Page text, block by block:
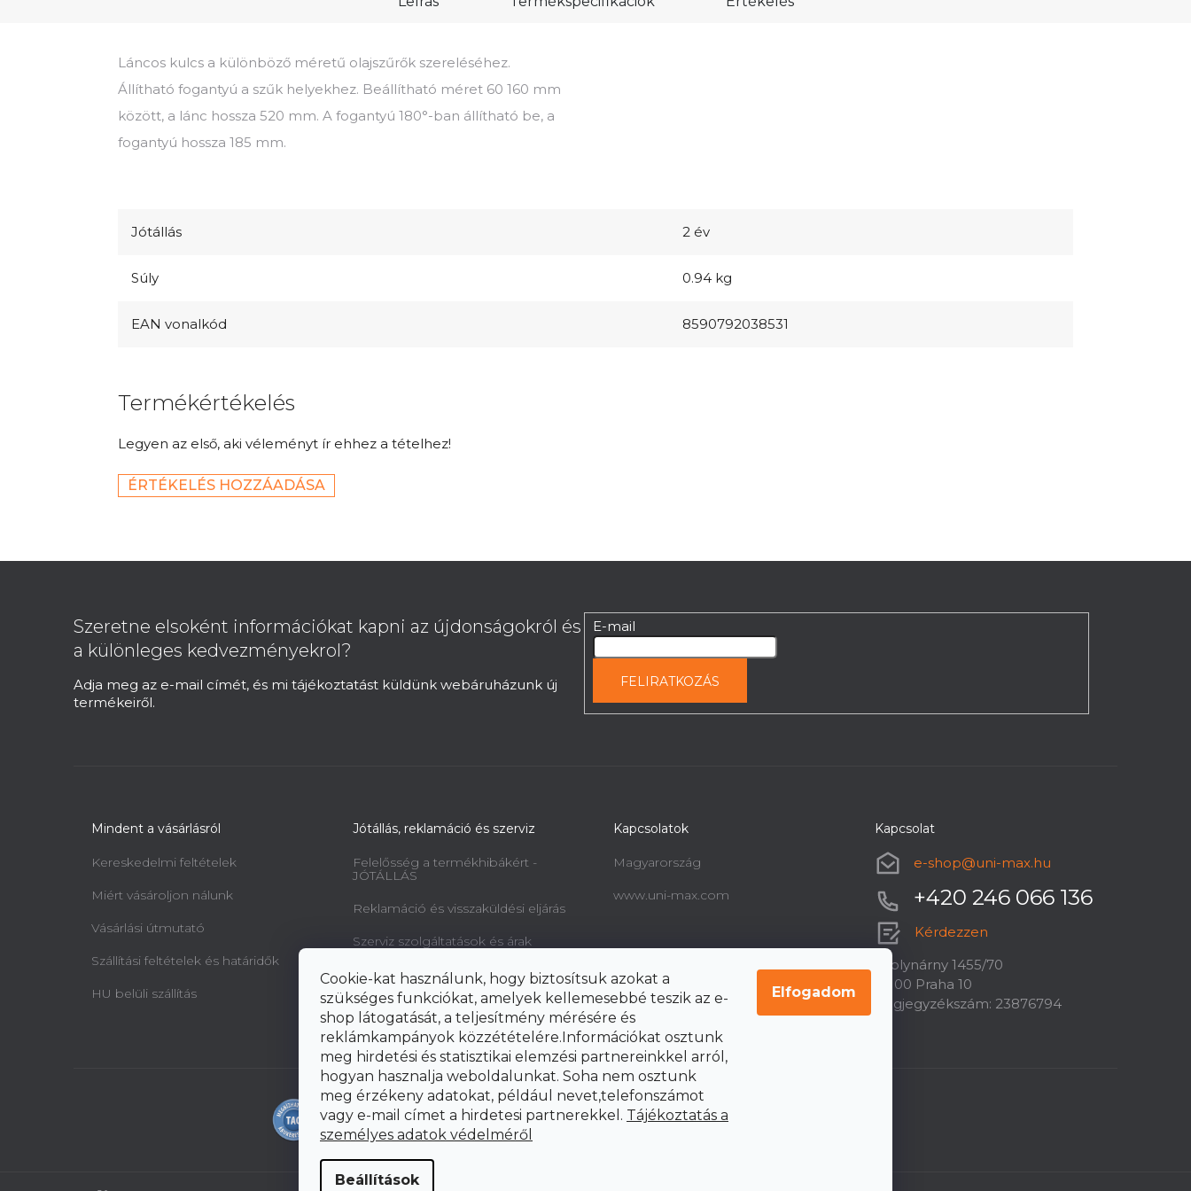
Cookie-kat használunk, hogy biztosítsuk azokat a
szükséges funkciókat, amelyek kellemesebbé teszik az e-
shop látogatását, a teljesítmény mérésére és
reklámkampányok közzétételére.Információkat osztunk
meg hirdetési és statisztikai elemzési partnereinkkel arról,
hogyan hasznalja weboldalunkat. Soha nem osztunk
meg érzékeny adatokat, például nevet,telefonszámot
vagy e-mail címet a hirdetesi partnerekkel. Tájékoztatás a
személyes adatok védelméről
Beállítások
Elfogadom
Láncos kulcs a különböző méretű olajszűrők szereléséhez.
Állítható fogantyú a szűk helyekhez. Beállítható méret 60 160 mm
között, a lánc hossza 520 mm. A fogantyú 180°-ban állítható be, a
fogantyú hossza 185 mm.
Jótállás 2 év
Súly 0.94 kg
EAN vonalkód 8590792038531
Termékértékelés
Legyen az első, aki véleményt ír ehhez a tételhez!
ÉRTÉKELÉS HOZZÁADÁSA
Szeretne elsoként információkat kapni az újdonságokról és
a különleges kedvezményekrol?
Adja meg az e-mail címét, és mi tájékoztatást küldünk webáruházunk új
termékeiről.
E-mail
FELIRATKOZÁS
Mindent a vásárlásról
Kereskedelmi feltételek
Miért vásároljon nálunk
Vásárlási útmutató
Szállítási feltételek és határidők
HU belüli szállítás
Jótállás, reklamáció és szerviz
Felelősség a termékhibákért -
JÓTÁLLÁS
Reklamáció és visszaküldési eljárás
Szerviz szolgáltatások és árak
Minta információk a fogyasztók
jogairól és a szerződéstől való
elállásról
Kapcsolatok
Magyarország
www.uni-max.com
Kapcsolat
e-shop@uni-max.hu
+420 246 066 136
Kérdezzen
U plynárny 1455/70
10100 Praha 10
Cégjegyzékszám: 23876794